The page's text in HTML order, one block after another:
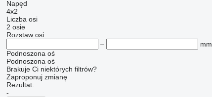
Napęd
4x2
Liczba osi
2 osie
Rozstaw osi
–
mm
Podnoszona oś
Podnoszona oś
Brakuje Ci niektórych filtrów?
Zaproponuj zmianę
Rezultat:
-